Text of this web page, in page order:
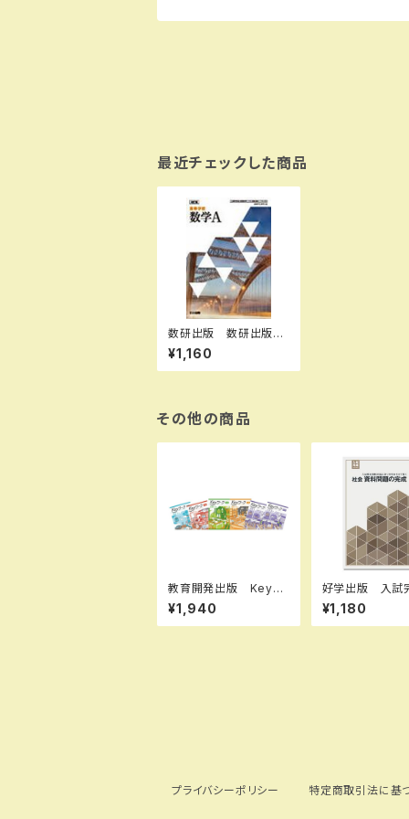
最近チェックした商品
数研出版 数研出版
高校教科書 改訂版
高等学校 数学A ［教
番：数A104-903］ 新
0GV889BDL SKU：
004018239
¥1,160
その他の商品
教育開発出版 Keyワ
ーク（キーワーク） 英
語 中1～３（ご選択くだ
さい） 2026年度版
¥1,940
好学出版 入試
リーズ 社会
題の完成
版 新品完全セ
¥1,180
プライバシーポリシー 特定商取引法に基